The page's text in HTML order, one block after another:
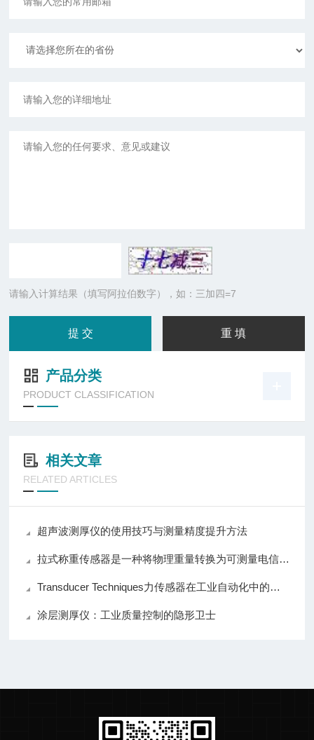
请输入计算结果（填写阿拉伯数字），如：三加四=7
产品分类
PRODUCT CLASSIFICATION
相关文章
RELATED ARTICLES
超声波测厚仪的使用技巧与测量精度提升方法
拉式称重传感器是一种将物理重量转换为可测量电信号的装置
Transducer Techniques力传感器在工业自动化中的关键应用
涂层测厚仪：工业质量控制的隐形卫士